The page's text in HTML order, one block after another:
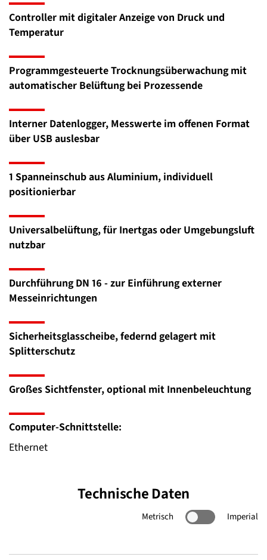
Controller mit digitaler Anzeige von Druck und
Temperatur
Programmgesteuerte Trocknungsüberwachung mit
automatischer Belüftung bei Prozessende
Interner Datenlogger, Messwerte im offenen Format
über USB auslesbar
1 Spanneinschub aus Aluminium, individuell
positionierbar
Universalbelüftung, für Inertgas oder Umgebungsluft
nutzbar
Durchführung DN 16 - zur Einführung externer
Messeinrichtungen
Sicherheitsglasscheibe, federnd gelagert mit
Splitterschutz
Großes Sichtfenster, optional mit Innenbeleuchtung
Computer-Schnittstelle:
Ethernet
Technische Daten
Metrisch Imperial